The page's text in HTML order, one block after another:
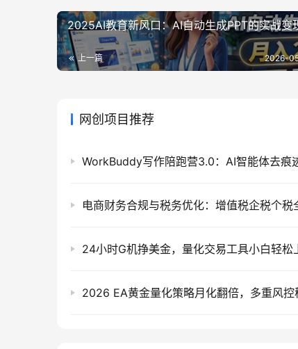
2025AI教育新风口：AI自动生成PPT的实战变
上一篇 2026-
网创项目推荐
2026 EA黄金量化策略月化翻倍，多重风控